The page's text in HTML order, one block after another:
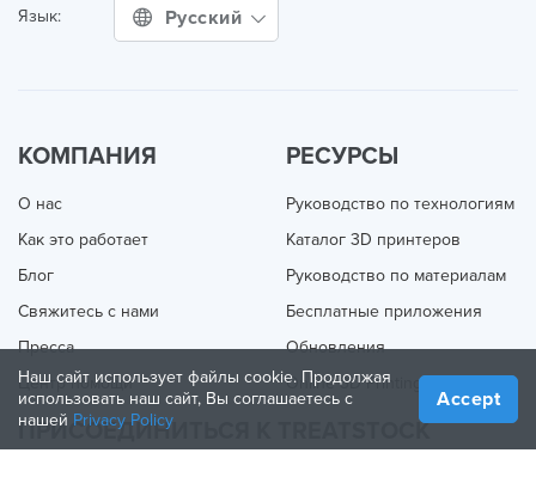
Язык: Русский
КОМПАНИЯ
О нас
Как это работает
Блог
Свяжитесь с нами
Пресса
Центр помощи
РЕСУРСЫ
Руководство по технологиям
Каталог 3D принтеров
Руководство по материалам
Бесплатные приложения
Обновления
Online 3D Printing
ПРИСОЕДИНИТЬСЯ К TREATSTOCK
Наш сайт использует файлы cookie. Продолжая
использовать наш сайт, Вы соглашаетесь с
нашей Privacy Policy
Accept